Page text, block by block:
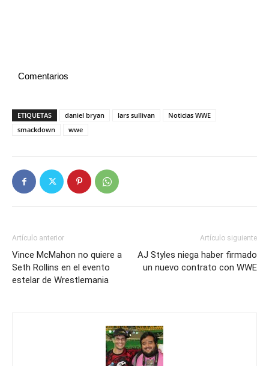
Comentarios
ETIQUETAS daniel bryan lars sullivan
Noticias WWE
smackdown
wwe
Artículo anterior
Vince McMahon no quiere a
Seth Rollins en el evento
estelar de Wrestlemania
Artículo siguiente
AJ Styles niega haber firmado
un nuevo contrato con WWE